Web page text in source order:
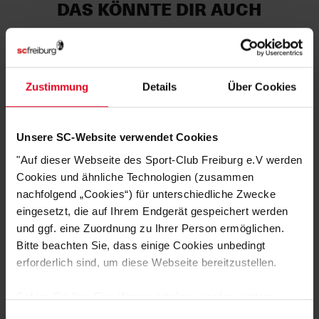
Zustimmung Details Über Cookies
Unsere SC-Website verwendet Cookies
"Auf dieser Webseite des Sport-Club Freiburg e.V werden
Cookies und ähnliche Technologien (zusammen
nachfolgend „Cookies“) für unterschiedliche Zwecke
eingesetzt, die auf Ihrem Endgerät gespeichert werden
und ggf. eine Zuordnung zu Ihrer Person ermöglichen.
Bitte beachten Sie, dass einige Cookies unbedingt
erforderlich sind, um diese Webseite bereitzustellen.
Sofern Sie Ihre Einwilligung erteilen, werden weitere
DAS KÖNNTE DIR AUCH
GEFALLEN
SC Freiburg
€ 44,95€ 34,95
SALE